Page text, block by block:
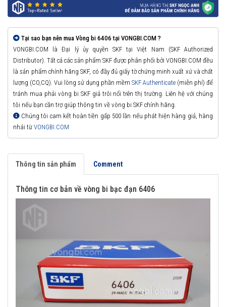
Tại sao bạn nên mua Vòng bi 6406 tại VONGBI.COM ?
VONGBI.COM là Đại lý ủy quyền SKF tại Việt Nam (SKF Authorized
Distributor). Tất cả các sản phẩm SKF được phân phối bởi VONGBI.COM đều
là sản phẩm chính hãng SKF, có đầy đủ giấy tờ chứng minh xuất xứ và chất
lượng (CO,CQ). Vui lòng sử dụng phần mềm SKF Authenticate (miễn phí) để
tránh mua phải vòng bi SKF giả trôi nổi trên thị trường. Liên hệ với chúng
tôi nếu bạn cần trợ giúp thông tin về vòng bi SKF chính hãng.
Chúng tôi cam kết hoàn tiền gấp 500 lần nếu phát hiện hàng giả, hàng
nhái từ VONGBI.COM
Thông tin sản phẩm Comment
Thông tin cơ bản về vòng bi bạc đạn 6406